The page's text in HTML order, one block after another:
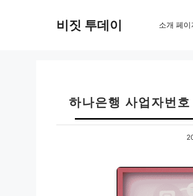
비짓 투데이 소개 페
하나은행 사업자번